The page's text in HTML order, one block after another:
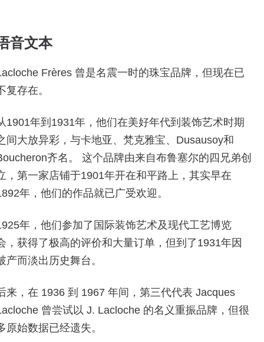
音文本
Frères 曾是名震一时的珠宝品牌，但现在已
复存在。
1901年到1931年，他们在美好年代到装饰艺术时期
间大放异彩，与卡地亚、梵克雅宝、Dusausoy和
齐名。 这个品牌由来自布鲁塞尔的四兄弟创
，第一家店铺于1901年开在和平路上，其实早在
年，他们的作品就已广受欢迎。
年，他们参加了国际装饰艺术及现代工艺博览
，获得了极高的评价和大量订单，但到了1931年因
产而淡出历史舞台。
来，在 1936 到 1967 年间，第三代代表 Jacques
曾尝试以 J. Lacloche 的名义重振品牌，但很
原始数据已经遗失。